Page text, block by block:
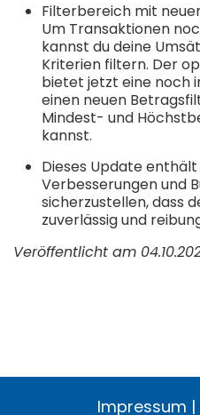
Filterbereich mit
Um Transaktionen
kannst du deine
Kriterien filtern. Der
bietet jetzt eine noch
einen neuen
Mindest- und
kannst.
Dieses Update
Verbesserungen und
sicherzustellen, dass
zuverlässig und
Veröffentlicht am
Impressum |